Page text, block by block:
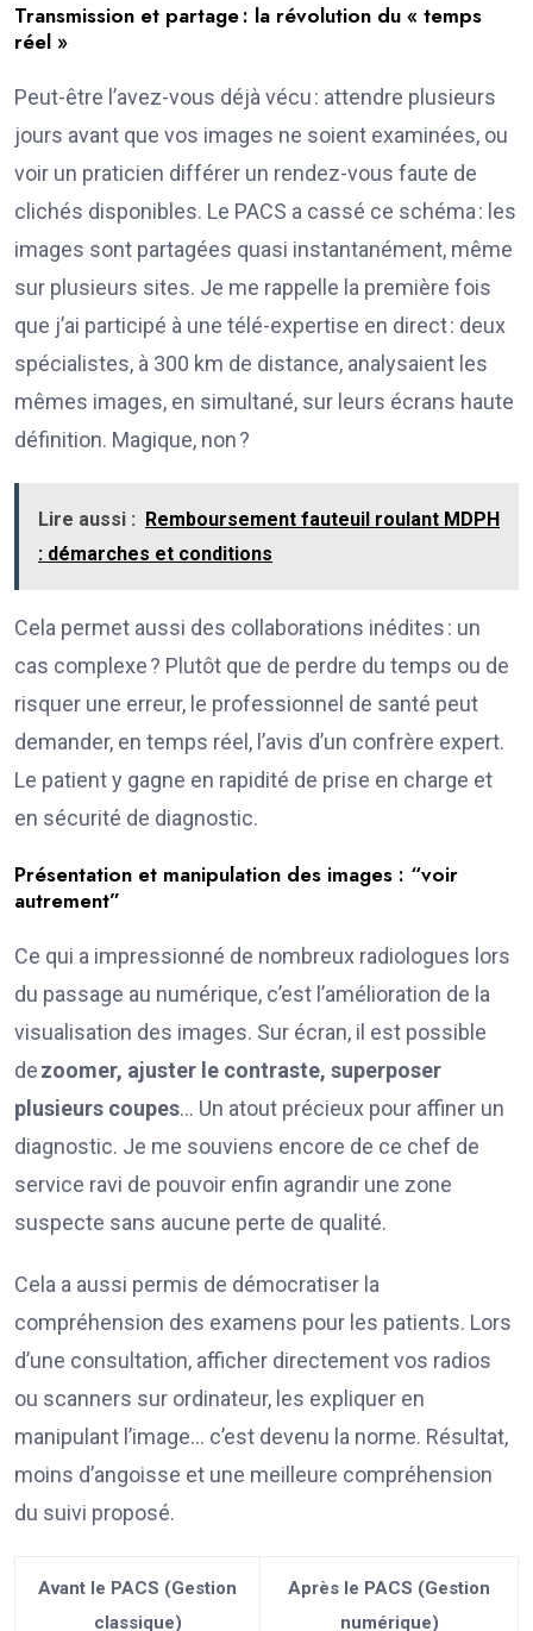
Transmission et partage : la révolution du « temps
réel »
Peut-être l’avez-vous déjà vécu : attendre plusieurs
jours avant que vos images ne soient examinées, ou
voir un praticien différer un rendez-vous faute de
clichés disponibles. Le PACS a cassé ce schéma : les
images sont partagées quasi instantanément, même
sur plusieurs sites. Je me rappelle la première fois
que j’ai participé à une télé-expertise en direct : deux
spécialistes, à 300 km de distance, analysaient les
mêmes images, en simultané, sur leurs écrans haute
définition. Magique, non ?
Lire aussi :
Remboursement fauteuil roulant MDPH
: démarches et conditions
Cela permet aussi des collaborations inédites : un
cas complexe ? Plutôt que de perdre du temps ou de
risquer une erreur, le professionnel de santé peut
demander, en temps réel, l’avis d’un confrère expert.
Le patient y gagne en rapidité de prise en charge et
en sécurité de diagnostic.
Présentation et manipulation des images : “voir
autrement”
Ce qui a impressionné de nombreux radiologues lors
du passage au numérique, c’est l’amélioration de la
visualisation des images. Sur écran, il est possible
dezoomer, ajuster le contraste, superposer
plusieurs coupes… Un atout précieux pour affiner un
diagnostic. Je me souviens encore de ce chef de
service ravi de pouvoir enfin agrandir une zone
suspecte sans aucune perte de qualité.
Cela a aussi permis de démocratiser la
compréhension des examens pour les patients. Lors
d’une consultation, afficher directement vos radios
ou scanners sur ordinateur, les expliquer en
manipulant l’image… c’est devenu la norme. Résultat,
moins d’angoisse et une meilleure compréhension
du suivi proposé.
Avant le PACS (Gestion
classique)
Après le PACS (Gestion
numérique)